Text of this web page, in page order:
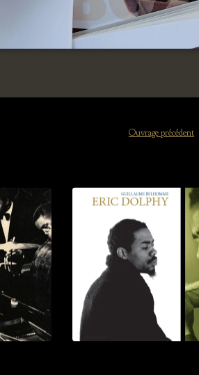
Ouvrage précédent